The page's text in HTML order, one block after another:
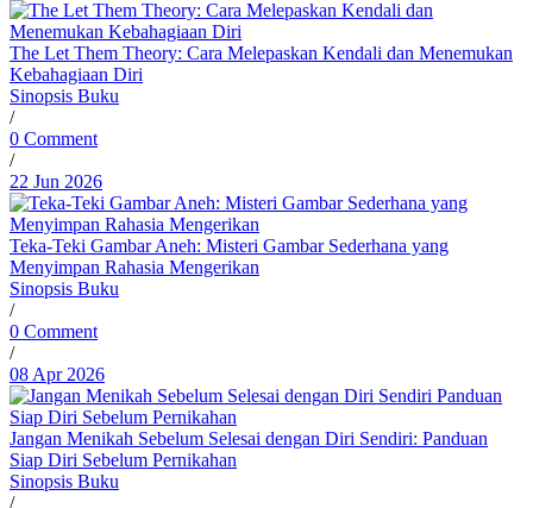
The Let Them Theory: Cara Melepaskan Kendali dan Menemukan
Kebahagiaan Diri
Sinopsis Buku
/
0 Comment
/
22 Jun 2026
Teka-Teki Gambar Aneh: Misteri Gambar Sederhana yang
Menyimpan Rahasia Mengerikan
Sinopsis Buku
/
0 Comment
/
08 Apr 2026
Jangan Menikah Sebelum Selesai dengan Diri Sendiri: Panduan
Siap Diri Sebelum Pernikahan
Sinopsis Buku
/